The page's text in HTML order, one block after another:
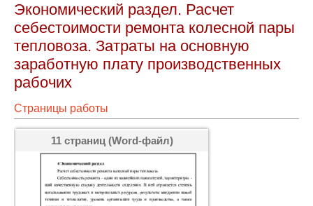
Экономический раздел. Расчет
себестоимости ремонта колесной пары
тепловоза. Затраты на основную
заработную плату производственных
рабочих
Страницы работы
11 страниц (Word-файл)